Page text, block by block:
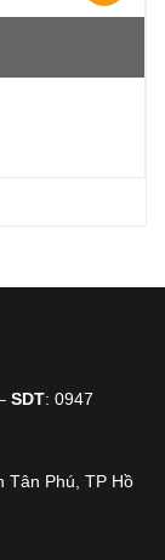
SDT: 0947
Tân Phú, TP Hồ